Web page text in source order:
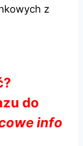
z
do
info